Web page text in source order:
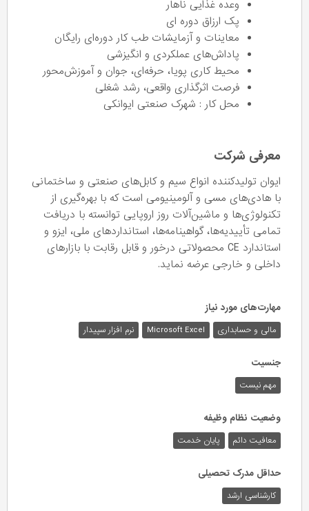
وعده غذایی ناهار
پک ارزاق دوره ای
معاینات و آزمایشات طب کار دوره‌ای رایگان
پاداش‌های عملکردی و انگیزشی
محیط کاری پویا، حرفه‌ای، جوان و آموزش‌محور
فرصت اثرگذاری واقعی، رشد شغلی
محل کار : شهرک صنعتی ایوانکی
معرفی شرکت
ایوان تولیدکننده انواع سیم و کابل‌های صنعتی و ساختمانی
با هادی‌های مسی و آلومینیومی است که با بهره‌گیری از
تکنولوژی‌ها و ماشین‌آلات روز اروپایی توانسته با دریافت
تمامی تأییدیه‌ها، گواهینامه‌ها، استانداردهای ملی، ایزو و
استاندارد CE محصولاتی درخور و قابل رقابت با بازارهای
داخلی و خارجی عرضه نماید.
مهارت‌های مورد نیاز
مالی و حسابداری Microsoft Excel نرم افزار سپیدار
جنسیت
مهم نیست
وضعیت نظام وظیفه
معافیت دائم پایان خدمت
حداقل مدرک تحصیلی
کارشناسی ارشد